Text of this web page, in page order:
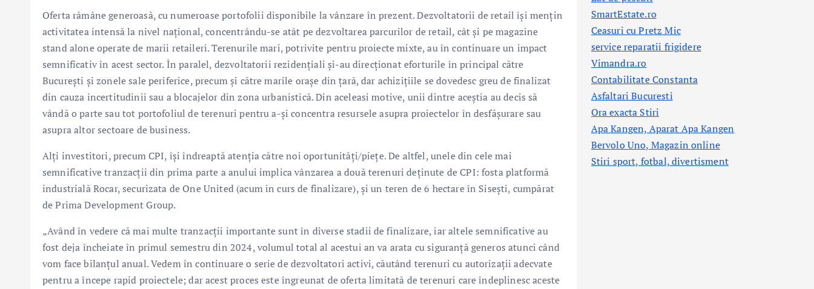
Oferta rămâne generoasă, cu numeroase portofolii disponibile la vânzare în prezent. Dezvoltatorii de retail își mențin
activitatea intensă la nivel național, concentrându-se atât pe dezvoltarea parcurilor de retail, cât și pe magazine
stand alone operate de marii retaileri. Terenurile mari, potrivite pentru proiecte mixte, au în continuare un impact
semnificativ în acest sector. În paralel, dezvoltatorii rezidențiali și-au direcționat eforturile în principal către
București și zonele sale periferice, precum și către marile orașe din țară, dar achizițiile se dovedesc greu de finalizat
din cauza incertitudinii sau a blocajelor din zona urbanistică. Din aceleasi motive, unii dintre aceștia au decis să
vândă o parte sau tot portofoliul de terenuri pentru a-și concentra resursele asupra proiectelor în desfășurare sau
asupra altor sectoare de business.
Alți investitori, precum CPI, își îndreaptă atenția către noi oportunități/piețe. De altfel, unele din cele mai
semnificative tranzacții din prima parte a anului implica vânzarea a două terenuri deținute de CPI: fosta platformă
industrială Rocar, securizata de One United (acum in curs de finalizare), și un teren de 6 hectare în Sisești, cumpărat
de Prima Development Group.
„Având în vedere că mai multe tranzacții importante sunt în diverse stadii de finalizare, iar altele semnificative au
fost deja încheiate în primul semestru din 2024, volumul total al acestui an va arata cu siguranță generos atunci când
vom face bilanțul anual. Vedem în continuare o serie de dezvoltatori activi, căutând terenuri cu autorizații adecvate
pentru a începe rapid proiectele; dar acest proces este îngreunat de oferta limitată de terenuri care îndeplinesc aceste
SmartEstate.ro
Ceasuri cu Pretz Mic
service reparatii frigidere
Vimandra.ro
Contabilitate Constanta
Asfaltari Bucuresti
Ora exacta Stiri
Apa Kangen, Aparat Apa Kangen
Bervolo Uno, Magazin online
Stiri sport, fotbal,divertisment